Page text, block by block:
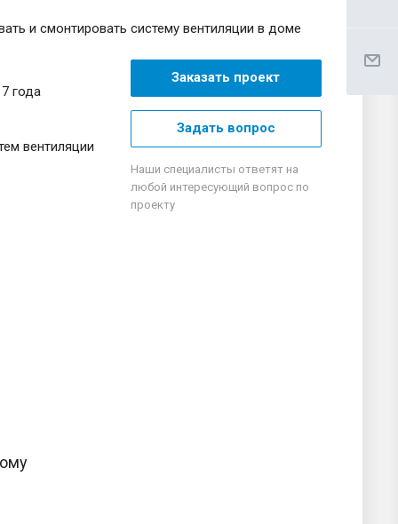
и смонтировать систему вентиляции в доме
года
вентиляции
Заказать проект
Задать вопрос
Наши специалисты ответят на
любой интересующий вопрос по
проекту